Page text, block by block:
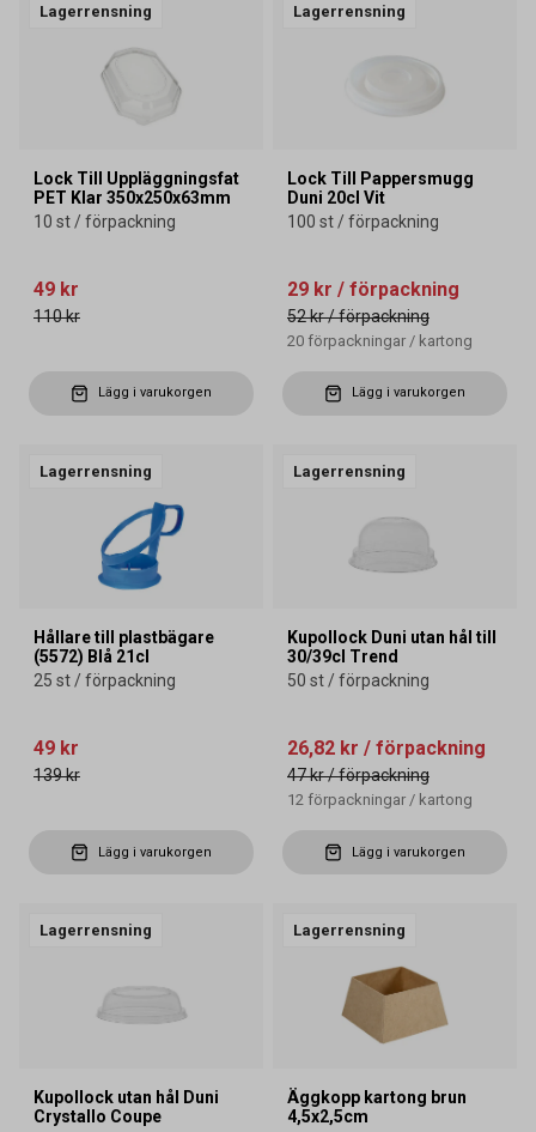
Lagerrensning
Lock Till Uppläggningsfat
PET Klar 350x250x63mm
10 st / förpackning
49 kr
110 kr
Lägg i varukorgen
Lagerrensning
Lock Till Pappersmugg
Duni 20cl Vit
100 st / förpackning
29 kr / förpackning
52 kr/ förpackning
20 förpackningar / kartong
Lägg i varukorgen
Lagerrensning
Hållare till plastbägare
(5572) Blå 21cl
25 st / förpackning
49 kr
139 kr
Lägg i varukorgen
Lagerrensning
Kupollock Duni utan hål till
30/39cl Trend
50 st / förpackning
26,82 kr / förpackning
47 kr/ förpackning
12 förpackningar / kartong
Lägg i varukorgen
Lagerrensning
Kupollock utan hål Duni
Crystallo Coupe
Lagerrensning
Äggkopp kartong brun
4,5x2,5cm